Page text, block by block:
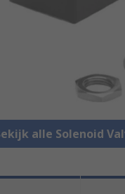
alle Solenoid